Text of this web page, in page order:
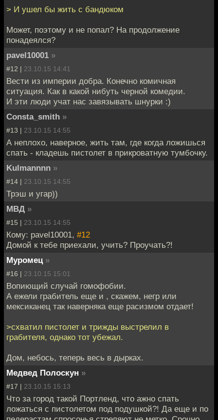
> И ушел бы жить с бандюком
Может, поэтому и не попал? На продолжение
понадеялся?
pavel10001 »
#12 | 23.10.15 14:41
Вести из империи добра. Конечно комичная
ситуация. Как в какой нибуть черной комедии.
И эти люди учат нас завязывать шнурки :)
Consta_smith »
#13 | 23.10.15 14:55
А неплохо, наверное, жить там, где когда ложишься
спать - кладешь пистолет в прикроватную тумбочку.
Kulmannnn »
#14 | 23.10.15 14:55
Трэш и угар))
МВД »
#15 | 23.10.15 14:55
Кому: pavel10001, #12
Домой к тебе приехали, учить? Проучать?!
Муромец »
#16 | 23.10.15 15:01
Вопиющий случай гомофобии.
А ежели грабитель еще и , скажем, негр или
мексиканец так наверняка еще расизмом отдает!
>схватил пистолет и трижды выстрелил в
грабителя, однако тот убежал.
Дом, небось, теперь весь в дырках.
Медвед Полоскун »
#17 | 23.10.15 15:13
Что за город такой Портленд, что ажно спать
ложаться с пистолетом под подушкой?! Да еще и по